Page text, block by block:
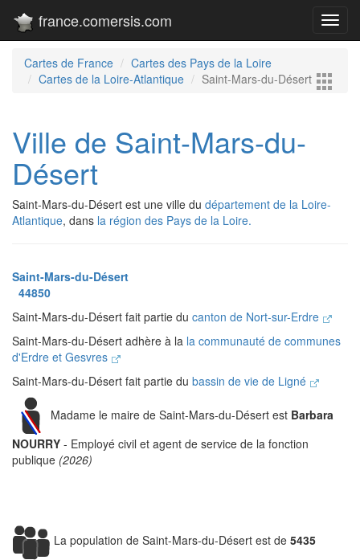
france.comersis.com
Cartes de France
Cartes des Pays de la Loire
Cartes de la Loire-Atlantique
Saint-Mars-du-Désert
Ville de Saint-Mars-du-
Désert
Saint-Mars-du-Désert est une ville du département de la Loire-
Atlantique, dans la région des Pays de la Loire.
Saint-Mars-du-Désert
44850
Saint-Mars-du-Désert fait partie du canton de Nort-sur-Erdre
Saint-Mars-du-Désert adhère à la la communauté de communes
d'Erdre et Gesvres
Saint-Mars-du-Désert fait partie du bassin de vie de Ligné
Madame le maire de Saint-Mars-du-Désert est Barbara
NOURRY - Employé civil et agent de service de la fonction
publique (2026)
La population de Saint-Mars-du-Désert est de 5435